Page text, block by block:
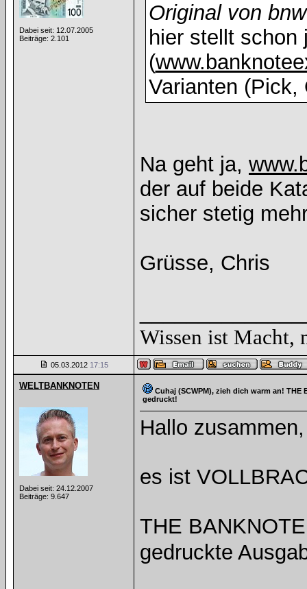
Dabei seit: 12.07.2005
Beiträge: 2.101
Original von
hier stellt schon
(
Varianten
Na geht ja,
der auf beide
sicher stetig
Grüsse, Chris
Wissen ist Macht,
05.03.2012 17:15
WELTBANKNOTEN
Dabei seit: 24.12.2007
Beiträge: 9.647
Cuhaj (SCWPM), zieh dich warm an! THE
gedruckt!
Hallo zusammen,
es ist
THE
gedruckte